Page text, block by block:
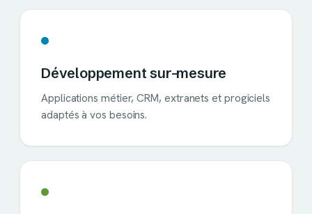
Développement sur-mesure
Applications métier, CRM, extranets et progiciels
adaptés à vos besoins.